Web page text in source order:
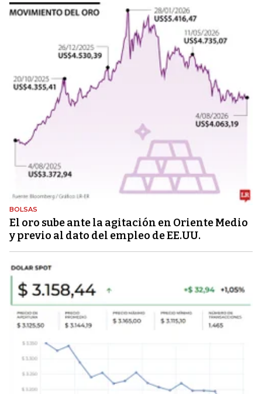
BOLSAS
El oro sube ante la agitación en Oriente Medio
y previo al dato del empleo de EE.UU.